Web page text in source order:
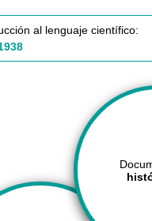
al lenguaje científico: